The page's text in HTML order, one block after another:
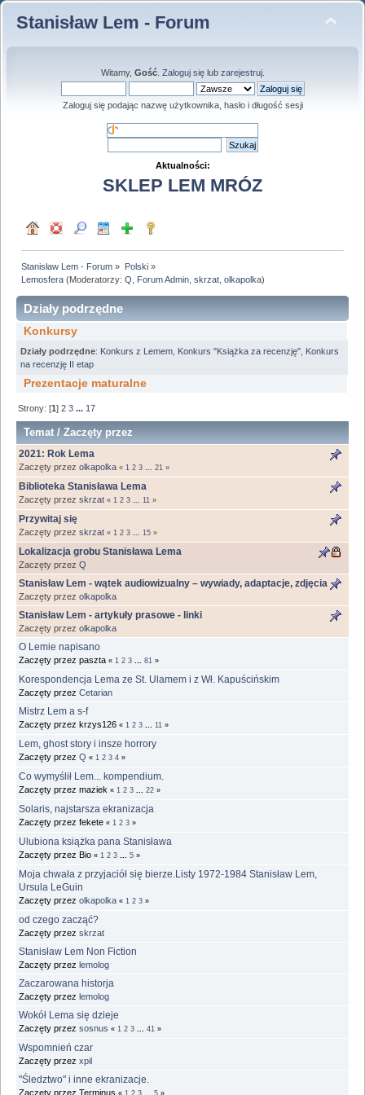
Stanisław Lem - Forum
Witamy, Gość. Zaloguj sięlub zarejestruj.
Zaloguj się podając nazwę użytkownika, hasło i długość sesji
Aktualności:
SKLEP LEM MRÓZ
Stanisław Lem - Forum » Polski»
Lemosfera (Moderatorzy:Q Forum Admin ,skrzat ,olkapolka)
Działy podrzędne
Konkursy
Działy podrzędne: Konkurs z Lemem Konkurs "Książka za recenzję" Konkurs
na recenzję II etap
Prezentacje maturalne
Strony: [1]2 3 ... 17
Temat/Zaczęty przez
2021: Rok Lema
Zaczęty przez olkapolka « 1 2 3 ... 21 »
Biblioteka Stanisława Lema
Zaczęty przez skrzat « 1 2 3 ... 11 »
Przywitaj się
Zaczęty przez skrzat « 1 2 3 ... 15 »
Lokalizacja grobu Stanisława Lema
Zaczęty przez Q
Stanisław Lem - wątek audiowizualny – wywiady, adaptacje, zdjęcia
Zaczęty przez olkapolka
Stanisław Lem - artykuły prasowe - linki
Zaczęty przez olkapolka
O Lemie napisano
Zaczęty przez paszta « 1 2 3 ... 81 »
Korespondencja Lema ze St. Ulamem i z Wł. Kapuścińskim
Zaczęty przez Cetarian
Mistrz Lem a s-f
Zaczęty przez krzys126 « 1 2 3 ... 11 »
Lem, ghost story i insze horrory
Zaczęty przez Q « 1 2 3 4 »
Co wymyślił Lem... kompendium.
Zaczęty przez maziek « 1 2 3 ... 22 »
Solaris, najstarsza ekranizacja
Zaczęty przez fekete « 1 2 3 »
Ulubiona książka pana Stanisława
Zaczęty przez Bio « 1 2 3 ... 5 »
Moja chwała z przyjaciół się bierze.Listy 1972-1984 Stanisław Lem,
Ursula LeGuin
Zaczęty przez olkapolka « 1 2 3 »
od czego zacząć?
Zaczęty przez skrzat
Stanisław Lem Non Fiction
Zaczęty przez lemolog
Zaczarowana historja
Zaczęty przez lemolog
Wokół Lema się dzieje
Zaczęty przez sosnus « 1 2 3 ... 41 »
Wspomnień czar
Zaczęty przez xpil
"Śledztwo" i inne ekranizacje.
Zaczęty przez Terminus